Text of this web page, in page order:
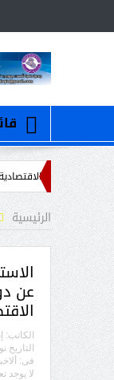
في العلوم الاقتصادية
المسلمين
الرئيسية
عن
الكاتب:
التاريخ
فى:
لا يوجد